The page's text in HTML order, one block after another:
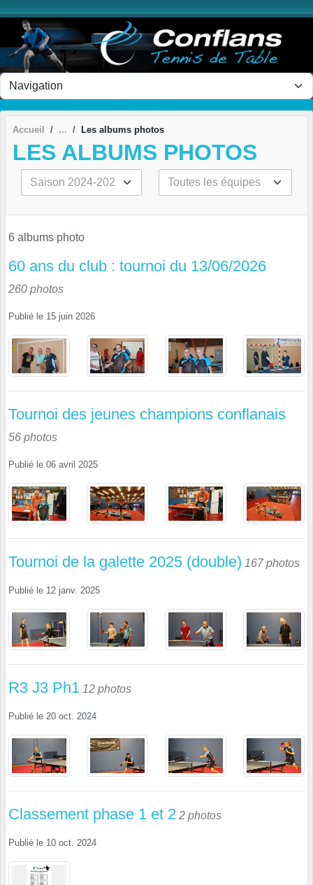
Accueil Les albums photos
LES ALBUMS PHOTOS
6 albums photo
60 ans du club : tournoi du 13/06/2026
260 photos
Publié le 15 juin 2026
Tournoi des jeunes champions conflanais
56 photos
Publié le 06 avril 2025
Tournoi de la galette 2025 (double) 167 photos
Publié le 12 janv. 2025
R3 J3 Ph1 12 photos
Publié le 20 oct. 2024
Classement phase 1 et 2 2 photos
Publié le 10 oct. 2024